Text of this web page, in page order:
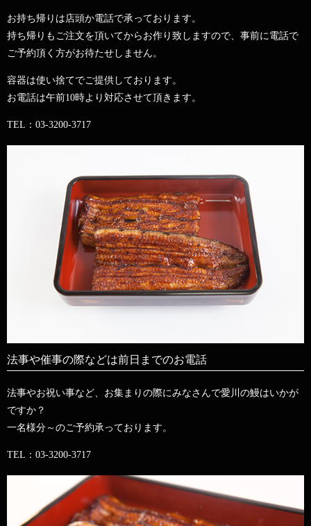
お持ち帰りは店頭か電話で承っております。
持ち帰りもご注文を頂いてからお作り致しますので、事前に電話で
ご予約頂く方がお待たせしません。
容器は使い捨てでご提供しております。
お電話は午前10時より対応させて頂きます。
TEL：03-3200-3717
法事や催事の際などは前日までのお電話
法事やお祝い事など、お集まりの際にみなさんで愛川の鰻はいかが
ですか？
一名様分～のご予約承っております。
TEL：03-3200-3717